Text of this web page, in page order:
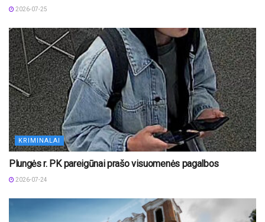
2026-07-25
KRIMINALAI
Plungės r. PK pareigūnai prašo visuomenės pagalbos
2026-07-24